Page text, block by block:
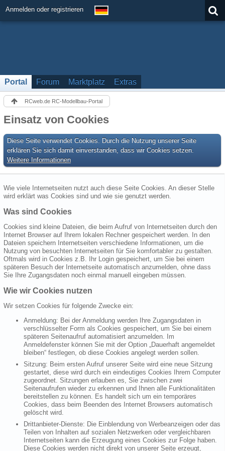
Anmelden oder registrieren
Portal Forum Marktplatz Extras
RCweb.de RC-Modellbau-Portal
Einsatz von Cookies
Diese Seite verwendet Cookies. Durch die Nutzung unserer Seite
erklären Sie sich damit einverstanden, dass wir Cookies setzen.
Weitere Informationen
Wie viele Internetseiten nutzt auch diese Seite Cookies. An dieser Stelle
wird erklärt was Cookies sind und wie sie genutzt werden.
Was sind Cookies
Cookies sind kleine Dateien, die beim Aufruf von Internetseiten durch den
Internet Browser auf Ihrem lokalen Rechner gespeichert werden. In den
Dateien speichern Internetseiten verschiedene Informationen, um die
Nutzung von besuchten Internetseiten für Sie komfortabler zu gestalten.
Oftmals wird in Cookies z.B. Ihr Login gespeichert, um Sie bei einem
späteren Besuch der Internetseite automatisch anzumelden, ohne dass
Sie Ihre Zugangsdaten noch einmal manuell eingeben müssen.
Wie wir Cookies nutzen
Wir setzen Cookies für folgende Zwecke ein:
Anmeldung: Bei der Anmeldung werden Ihre Zugangsdaten in
verschlüsselter Form als Cookies gespeichert, um Sie bei einem
späteren Seitenaufruf automatisiert anzumelden. Im
Anmeldefenster können Sie mit der Option „Dauerhaft angemeldet
bleiben“ festlegen, ob diese Cookies angelegt werden sollen.
Sitzung: Beim ersten Aufruf unserer Seite wird eine neue Sitzung
gestartet, diese wird durch ein eindeutiges Cookies Ihrem Computer
zugeordnet. Sitzungen erlauben es, Sie zwischen zwei
Seitenaufrufen wieder zu erkennen und Ihnen alle Funktionalitäten
bereitstellen zu können. Es handelt sich um ein temporäres
Cookies, dass beim Beenden des Internet Browsers automatisch
gelöscht wird.
Drittanbieter-Dienste: Die Einblendung von Werbeanzeigen oder das
Teilen von Inhalten auf sozialen Netzwerken oder vergleichbaren
Internetseiten kann die Erzeugung eines Cookies zur Folge haben.
Diese Cookies werden nicht direkt von unserer Seite erzeugt,